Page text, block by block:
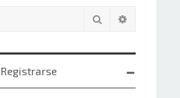
Buscar
Registrarse